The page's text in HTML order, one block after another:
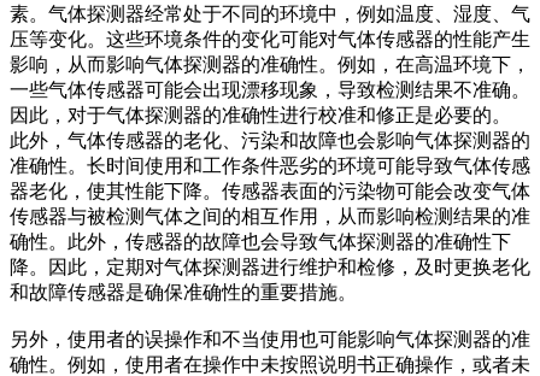
素。气体探测器经常处于不同的环境中，例如温度、湿度、气
压等变化。这些环境条件的变化可能对气体传感器的性能产生
影响，从而影响气体探测器的准确性。例如，在高温环境下，
一些气体传感器可能会出现漂移现象，导致检测结果不准确。
因此，对于气体探测器的准确性进行校准和修正是必要的。
此外，气体传感器的老化、污染和故障也会影响气体探测器的
准确性。长时间使用和工作条件恶劣的环境可能导致气体传感
器老化，使其性能下降。传感器表面的污染物可能会改变气体
传感器与被检测气体之间的相互作用，从而影响检测结果的准
确性。此外，传感器的故障也会导致气体探测器的准确性下
降。因此，定期对气体探测器进行维护和检修，及时更换老化
和故障传感器是确保准确性的重要措施。
另外，使用者的误操作和不当使用也可能影响气体探测器的准
确性。例如，使用者在操作中未按照说明书正确操作，或者未